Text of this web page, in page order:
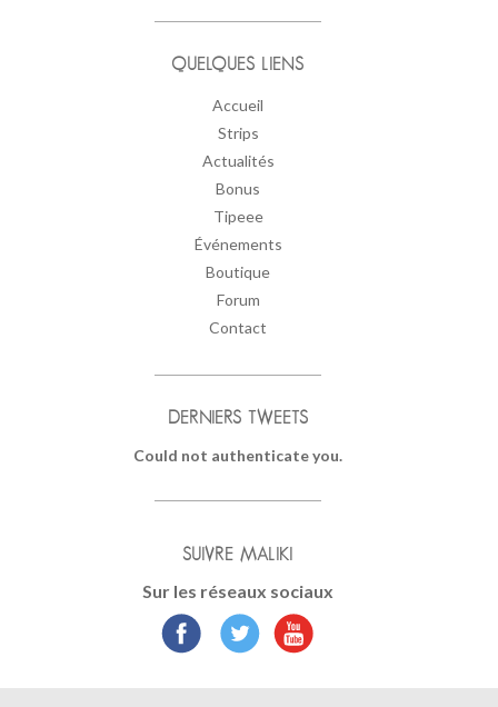
QUELQUES LIENS
Accueil
Strips
Actualités
Bonus
Tipeee
Événements
Boutique
Forum
Contact
DERNIERS TWEETS
Could not authenticate you.
SUIVRE MALIKI
Sur les réseaux sociaux